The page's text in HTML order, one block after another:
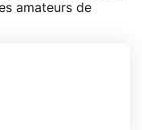
amateurs de